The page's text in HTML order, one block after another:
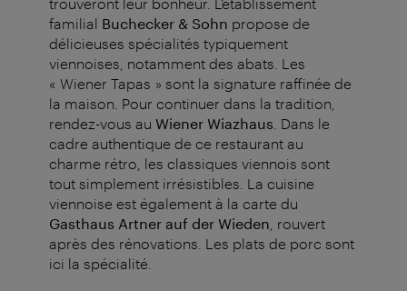
familial Buchecker & Sohn propose de
délicieuses spécialités typiquement
viennoises, notamment des abats. Les
« Wiener Tapas » sont la signature raffinée de
la maison. Pour continuer dans la tradition,
rendez-vous au Wiener Wiazhaus . Dans le
cadre authentique de ce restaurant au
charme rétro, les classiques viennois sont
tout simplement irrésistibles. La cuisine
viennoise est également à la carte du
Gasthaus Artner auf der Wieden , rouvert
après des rénovations. Les plats de porc sont
ici la spécialité.